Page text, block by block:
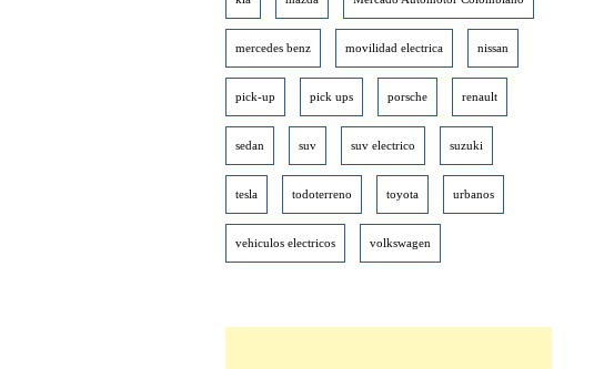
mercedes benz movilidad electrica nissan
pick-up pick ups porsche renault
sedan suv suv electrico suzuki
tesla todoterreno toyota urbanos
vehiculos electricos volkswagen